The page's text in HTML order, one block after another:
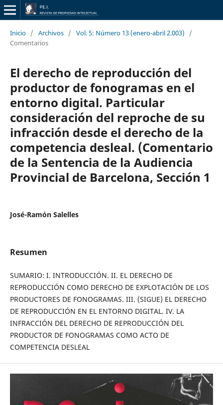
Inicio / Archivos / Vol. 5: Número 13 (enero-abril 2.003)
/
Comentarios
El derecho de reproducción del
productor de fonogramas en el
entorno digital. Particular
consideración del reproche de su
infracción desde el derecho de la
competencia desleal. (Comentario
de la Sentencia de la Audiencia
Provincial de Barcelona, Sección 1
José-Ramón Salelles
Resumen
SUMARIO: I. INTRODUCCIÓN. II. EL DERECHO DE
REPRODUCCIÓN COMO DERECHO DE EXPLOTACIÓN DE LOS
PRODUCTORES DE FONOGRAMAS. III. (SIGUE) EL DERECHO
DE REPRODUCCIÓN EN EL ENTORNO DIGITAL. IV. LA
INFRACCIÓN DEL DERECHO DE REPRODUCCIÓN DEL
PRODUCTOR DE FONOGRAMAS COMO ACTO DE
COMPETENCIA DESLEAL